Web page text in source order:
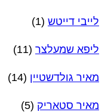
לייבי דייטש (1)
ליפא שמעלצר (11)
מאיר גולדשטיין (14)
מאיר סטאריק (5)